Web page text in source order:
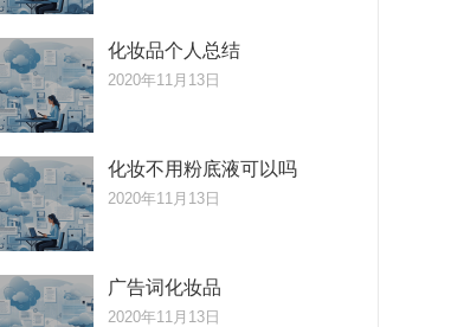
化妆品个人总结
2020年11月13日
化妆不用粉底液可以吗
2020年11月13日
广告词化妆品
2020年11月13日